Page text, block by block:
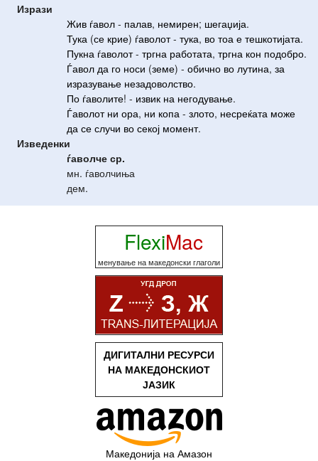
Изрази
Жив ѓавол - палав, немирен; шегаџија.
Тука (се крие) ѓаволот- тука, во тоа е тешкотијата.
Пукна ѓаволот- тргна работата, тргна кон подобро.
Ѓавол да го носи (земе) - обично во лутина, за
изразување незадоволство.
По ѓаволите! - извик на негодување.
Ѓаволот ни ора, ни копа - злото, несреќата може
да се случи во секој момент.
Изведенки
ѓаволче ср.
мн. ѓаволчиња
дем.
FlexiMac
менување на македонски глаголи
ДИГИТАЛНИ РЕСУРСИ
НА МАКЕДОНСКИОТ
ЈАЗИК
Македонија на Амазон